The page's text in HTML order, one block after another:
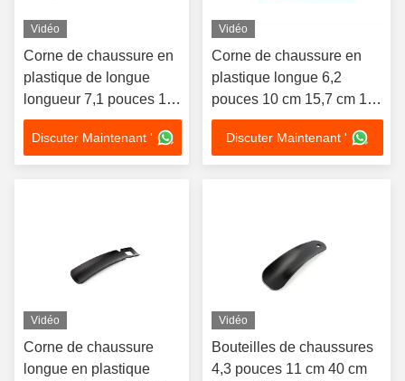
Vidéo
Corne de chaussure en
plastique de longue
longueur 7,1 pouces 18
cm en plastique avec
trous suspendus
circulaires translucides
Discuter Maintenant '
Vidéo
Corne de chaussure en
plastique longue 6,2
pouces 10 cm 15,7 cm 16
cm 60 cm Boutique de
chaussures cadeau
d'impression en une
Discuter Maintenant '
Vidéo
Corne de chaussure
longue en plastique
Vidéo
Bouteilles de chaussures
4,3 pouces 11 cm 40 cm